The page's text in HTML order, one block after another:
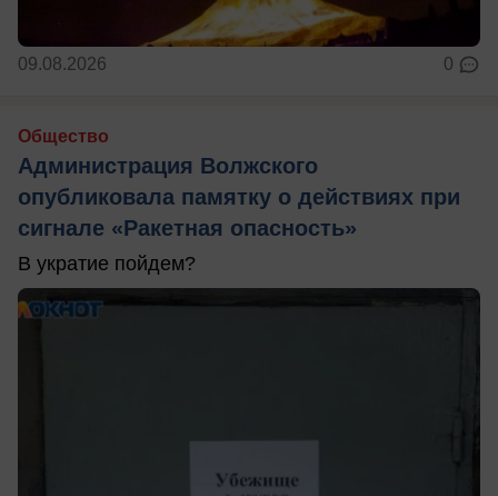
09.08.2026 0
Общество
Администрация Волжского
опубликовала памятку о действиях при
сигнале «Ракетная опасность»
В укратие пойдем?